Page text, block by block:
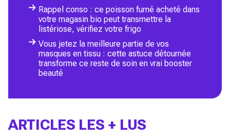
Rappel conso : ce poisson fumé acheté dans
votre magasin bio peut transmettre la
listériose, vérifiez votre frigo
Vous jetez la meilleure partie de vos
masques en tissu : cette astuce détournée
transforme ce reste de soin en vrai booster
beauté
ARTICLES LES + LUS